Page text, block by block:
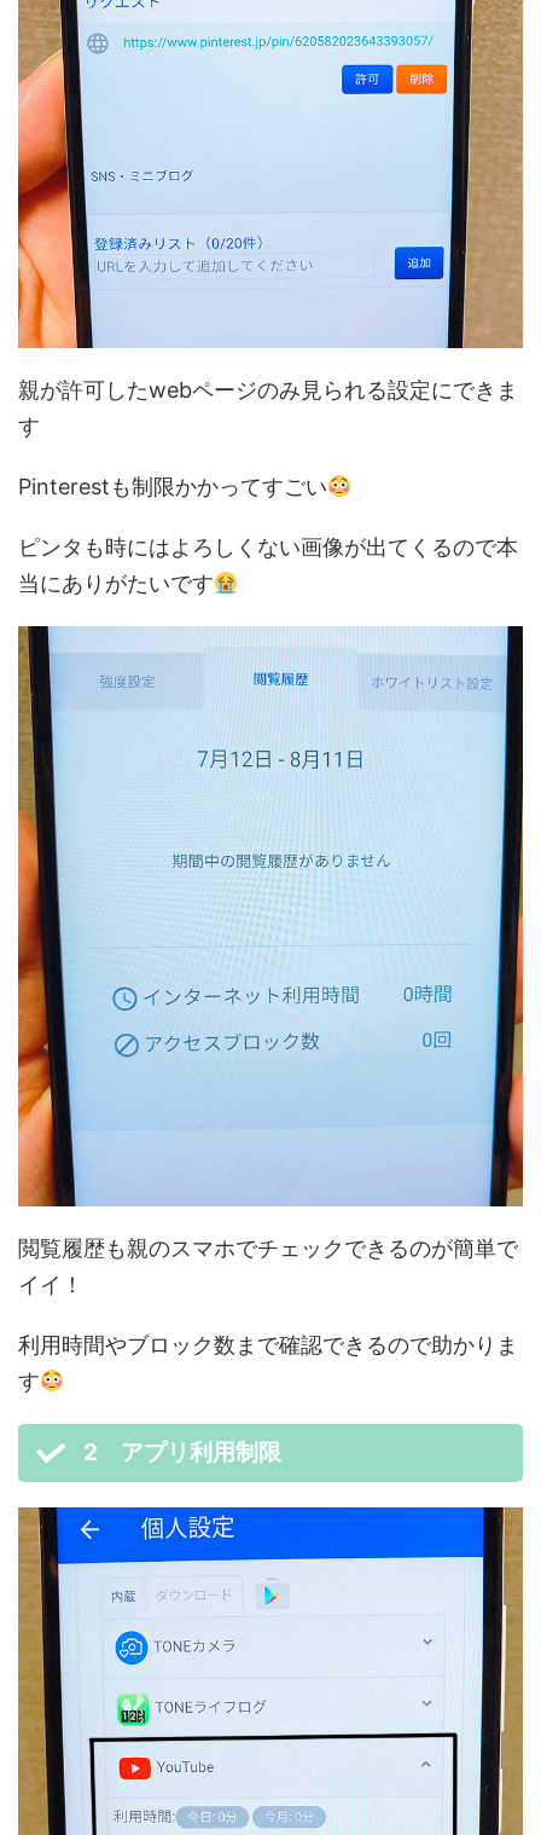
親が許可したwebページのみ見られる設定にできま
す
Pinterestも制限かかってすごい
ピンタも時にはよろしくない画像が出てくるので本
当にありがたいです
閲覧履歴も親のスマホでチェックできるのが簡単で
イイ！
利用時間やブロック数まで確認できるので助かりま
す
2 アプリ利用制限